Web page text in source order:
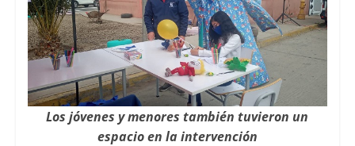
Los jóvenes y menores también tuvieron un
espacio en la intervención